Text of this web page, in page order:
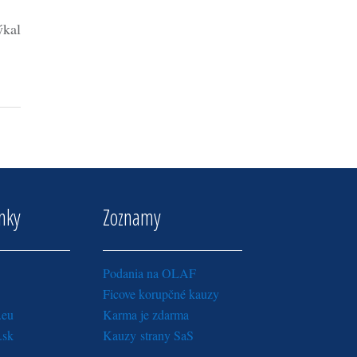
Zoznamy
Podania na OLAF
Ficove korupčné kauzy
Karma je zdarma
Kauzy strany SaS